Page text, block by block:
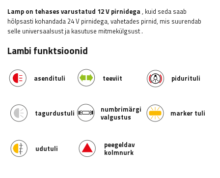
Lamp on tehases varustatud 12 V pirnidega, kuid seda saab
hõlpsasti kohandada 24 V pirnidega, vahetades pirnid, mis suurendab
selle universaalsust ja kasutuse mitmekülgsust.
Lambi funktsioonid
asendituli teeviit pidurituli
tagurdustuli
numbrimärgi
valgustus
marker tuli
udutuli
peegeldav
kolmnurk